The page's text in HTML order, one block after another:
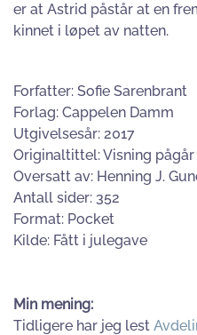
er at Astrid påstår at en
kinnet i løpet av natten.
Forfatter: Sofie Sarenbrant
Forlag: Cappelen Damm
Utgivelsesår: 2017
Originaltittel: Visning pågår
Oversatt av: Henning J.
Antall sider: 352
Format: Pocket
Kilde: Fått i julegave
Min mening:
Tidligere har jeg lest